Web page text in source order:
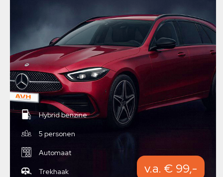
Hybrid benzine
5 personen
Automaat
Trekhaak v.a. € 99,-